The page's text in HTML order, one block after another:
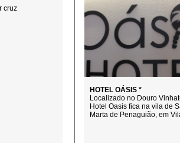
cruz
HOTEL OÁSIS *
Localizado no Douro
Hotel Oasis fica na vila de
Marta de Penaguião, em